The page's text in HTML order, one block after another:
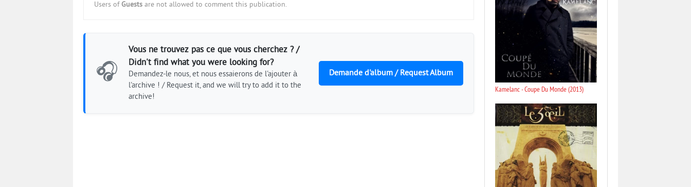
Users of Guests are not allowed to comment this publication.
🎧
Vous ne trouvez pas ce que vous cherchez ? /
Didn't find what you were looking for?
Demandez-le nous, et nous essaierons de l'ajouter à
l'archive ! / Request it, and we will try to add it to the
archive!
Demande d'album / Request Album
Kamelanc - Coupe Du Monde (2013)